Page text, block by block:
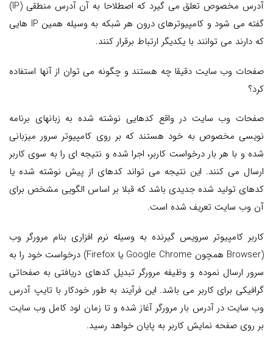
آدرس مخصوص تعلق می گیرد که اصطلاحا به آن آدرس منطقی (IP)
گفته می شود و کامپیوترهای درون هر شبکه به وسیله همین IP هایی
که دارند می توانند با یکدیگر ارتباط برقرار کنند.
صفحات وب سایت دقیقا چه هستند و چگونه می توان از آنها استفاده
کرد؟
صفحات وب سایت در واقع کدهایی نوشته شده به زبانهای برنامه
نویسی مخصوص به خود هستند که بر روی کامپیوتر سرور میزبانی
شده و با هر بار درخواست کاربر، اجرا شده و نتیجه ای را به سوی کاربر
ارسال می کنند. این نتیجه می تواند کدهای از پیش نوشته شده یا
کدهای تولید شده جدیدی باشد که قبلا بر اساس الگویی مشخص برای
آن وب سایت تعریف شده است.
کاربر کامپیوتر سرویس گیرنده به وسیله نرم افزاری بنام مرورگر وب
(Browser همچون Google Chrome یا Firefox) درخواست خود را به
سرور ارسال نموده و وظیفه مرورگر تبدیل کدهای دریافتی به صفحاتی
گرافیکی برای کاربر می باشد. این فرآیند به طور خودکار با تایپ آدرس
وب سایت در آدرس بار مرورگر آغاز شده و تا زمان لود کامل وب سایت
بر روی صفحه نمایش کاربر به پایان خواهد رسید.